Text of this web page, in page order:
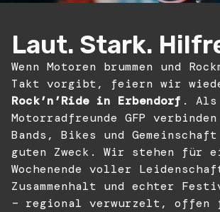
Laut. Stark.
Wenn Motoren brummen und
Takt vorgibt, feiern wir
Rock’n’Ride in Erbendorf . Als
Motorradfreunde GFP
Bands, Bikes und
guten Zweck. Wir stehen für
Wochenende voller
Zusammenhalt und echter
– regional verwurzelt, offen